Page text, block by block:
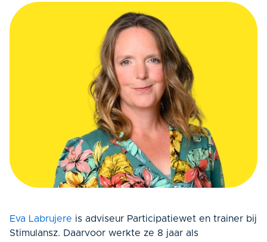
Eva Labrujere is adviseur Participatiewet en trainer bij
Stimulansz. Daarvoor werkte ze 8 jaar als